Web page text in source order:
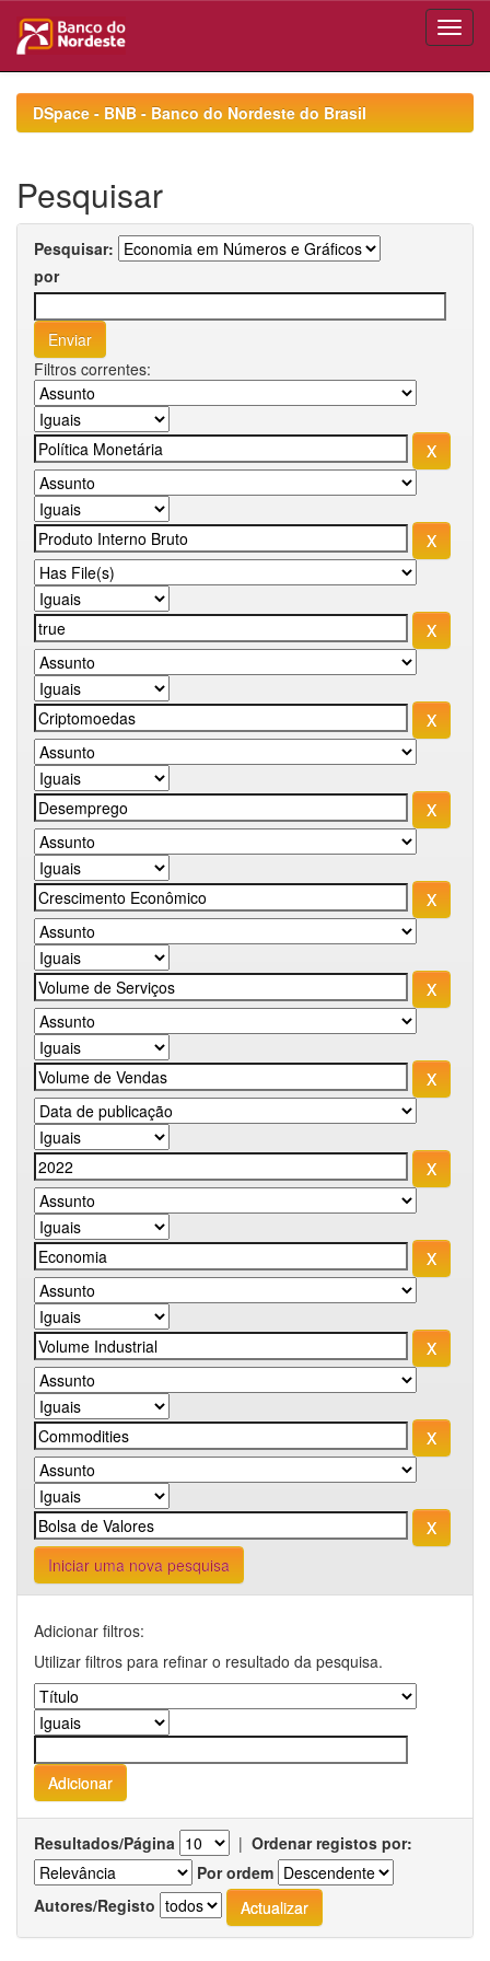
navigationDSpace - BNB - Banco do Nordeste do Brasil
Pesquisar
Pesquisar:
por
Filtros correntes:
Iniciar uma nova pesquisa
Adicionar filtros:
Utilizar filtros para refinar o resultado da pesquisa.
Resultados/Página | Ordenar registos por:
Por ordem
Autores/Registo